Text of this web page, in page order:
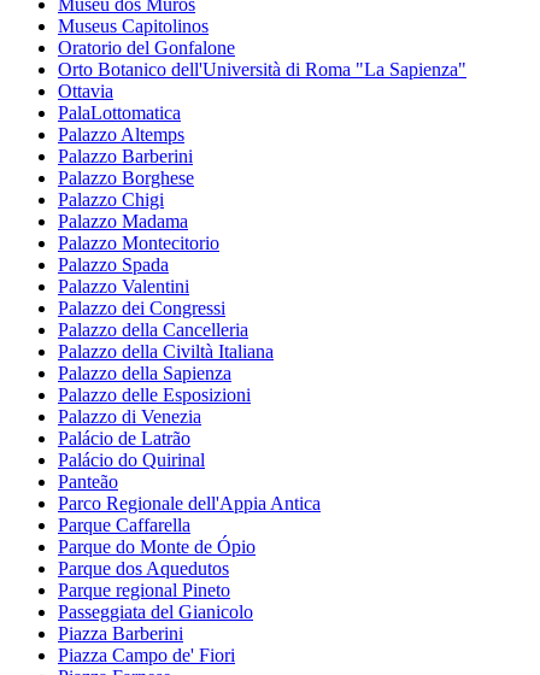
Museus Capitolinos
Oratorio del Gonfalone
Orto Botanico dell'Università di Roma "La Sapienza"
Ottavia
PalaLottomatica
Palazzo Altemps
Palazzo Barberini
Palazzo Borghese
Palazzo Chigi
Palazzo Madama
Palazzo Montecitorio
Palazzo Spada
Palazzo Valentini
Palazzo dei Congressi
Palazzo della Cancelleria
Palazzo della Civiltà Italiana
Palazzo della Sapienza
Palazzo delle Esposizioni
Palazzo di Venezia
Palácio de Latrão
Palácio do Quirinal
Panteão
Parco Regionale dell'Appia Antica
Parque Caffarella
Parque do Monte de Ópio
Parque dos Aquedutos
Parque regional Pineto
Passeggiata del Gianicolo
Piazza Barberini
Piazza Campo de' Fiori